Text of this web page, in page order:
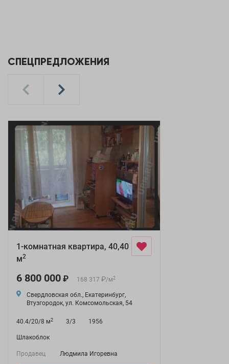
СПЕЦПРЕДЛОЖЕНИЯ
1-комнатная квартира, 40,40
м2
6 800 000 ₽ 168 317 ₽/м2
Свердловская обл., Екатеринбург,
Втузгородок, ул. Комсомольская, 54
40.4/20/8 м2 3/3 1956
Шлакоблок
Продавец Людмила Игоревна